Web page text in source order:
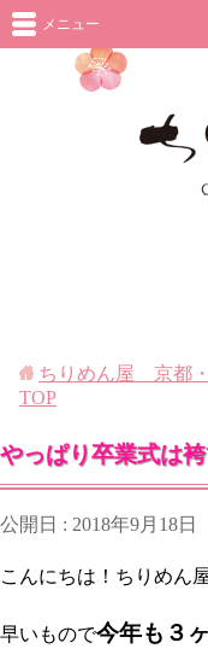
メニュー
ちりめん屋 京都
TOP
やっぱり卒業式は
公開日 : 2018年9月18日
こんにちは！ちりめん
早いもので今年も３